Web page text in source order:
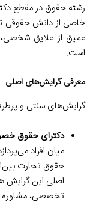
رشته حقوق در مقطع
خاصی از دانش حقوقی
عمیق از علایق
است.
معرفی گرایش‌های اصلی
گرایش‌های سنتی و
دکترای حقوق
میان افراد
حقوق تجارت
اصلی این گرایش
تخصصی، مشاوره